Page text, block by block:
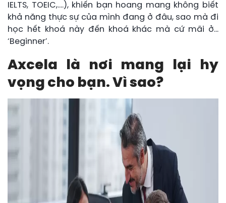
IELTS, TOEIC,….), khiến bạn hoang mang không biết
khả năng thực sự của mình đang ở đâu, sao mà đi
học hết khoá này đến khoá khác mà cứ mãi ở…
‘Beginner’.
Axcela là nơi mang lại hy
vọng cho bạn. Vì sao?